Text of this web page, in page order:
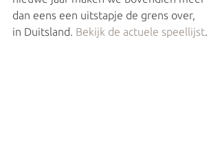
dan eens een uitstapje de grens over,
in Duitsland. Bekijk de actuele speellijst.